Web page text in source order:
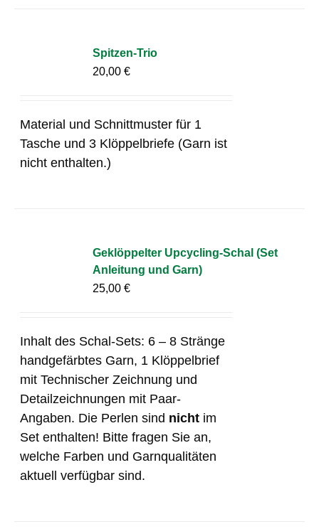
Spitzen-Trio
20,00€
Material und Schnittmuster für 1
Tasche und 3 Klöppelbriefe (Garn ist
nicht enthalten.)
Geklöppelter Upcycling-Schal (Set
Anleitung und Garn)
25,00€
Inhalt des Schal-Sets: 6 – 8 Stränge
handgefärbtes Garn, 1 Klöppelbrief
mit Technischer Zeichnung und
Detailzeichnungen mit Paar-
Angaben. Die Perlen sind nicht im
Set enthalten! Bitte fragen Sie an,
welche Farben und Garnqualitäten
aktuell verfügbar sind.